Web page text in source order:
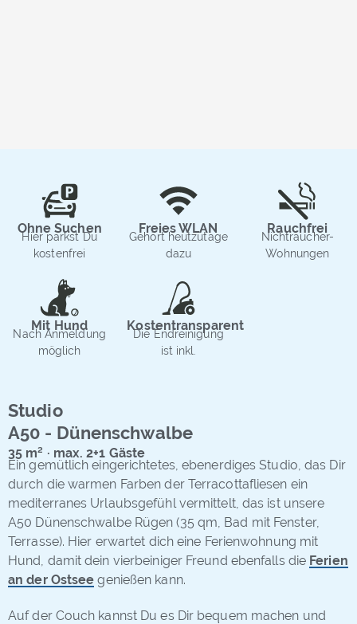
Ohne Suchen
Hier parkst Du
kostenfrei
Freies WLAN
Gehört heutzutage
dazu
Rauchfrei
Nichtraucher-
Wohnungen
Mit Hund
Nach Anmeldung
möglich
Kostentransparent
Die Endreinigung
ist inkl.
Studio
A50 - Dünenschwalbe
35 m² · max. 2+1 Gäste
Ein gemütlich eingerichtetes, ebenerdiges Studio, das Dir
durch die warmen Farben der Terracottafliesen ein
mediterranes Urlaubsgefühl vermittelt, das ist unsere
A50 Dünenschwalbe Rügen (35 qm, Bad mit Fenster,
Terrasse). Hier erwartet dich eine Ferienwohnung mit
Hund, damit dein vierbeiniger Freund ebenfalls die Ferien
an der Ostsee genießen kann.
Auf der Couch kannst Du es Dir bequem machen und